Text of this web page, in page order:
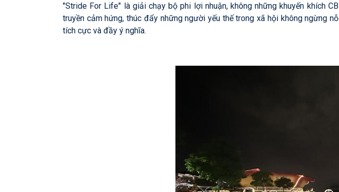
"Stride For Life" là giải chạy bộ phi lợi nhuận, không những khuyến khích
truyền cảm hứng, thúc đẩy những người yếu thế trong xã hội không
tích cực và đầy ý nghĩa.